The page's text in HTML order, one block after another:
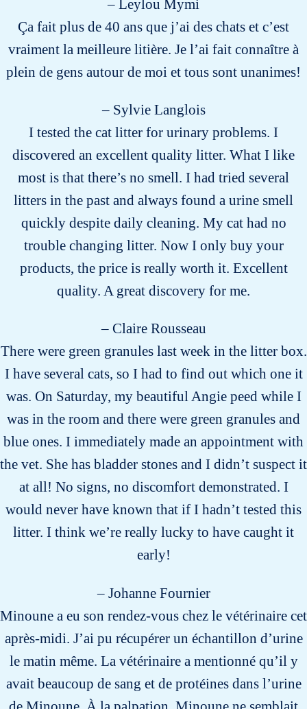
– Leylou Mymi
Ça fait plus de 40 ans que j’ai des chats et c’est
vraiment la meilleure litière. Je l’ai fait connaître à
plein de gens autour de moi et tous sont unanimes!
– Sylvie Langlois
I tested the cat litter for urinary problems. I
discovered an excellent quality litter. What I like
most is that there’s no smell. I had tried several
litters in the past and always found a urine smell
quickly despite daily cleaning. My cat had no
trouble changing litter. Now I only buy your
products, the price is really worth it. Excellent
quality. A great discovery for me.
– Claire Rousseau
There were green granules last week in the litter box.
I have several cats, so I had to find out which one it
was. On Saturday, my beautiful Angie peed while I
was in the room and there were green granules and
blue ones. I immediately made an appointment with
the vet. She has bladder stones and I didn’t suspect it
at all! No signs, no discomfort demonstrated. I
would never have known that if I hadn’t tested this
litter. I think we’re really lucky to have caught it
early!
– Johanne Fournier
Minoune a eu son rendez-vous chez le vétérinaire cet
après-midi. J’ai pu récupérer un échantillon d’urine
le matin même. La vétérinaire a mentionné qu’il y
avait beaucoup de sang et de protéines dans l’urine